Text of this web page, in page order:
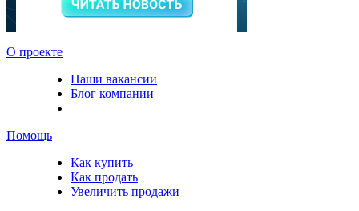
О проекте
Наши вакансии
Блог компании
Помощь
Как купить
Как продать
Увеличить продажи